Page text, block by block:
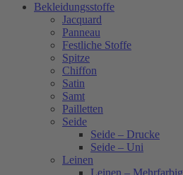
Bekleidungsstoffe
Jacquard
Panneau
Festliche Stoffe
Spitze
Chiffon
Satin
Samt
Pailletten
Seide
Seide – Drucke
Seide – Uni
Leinen